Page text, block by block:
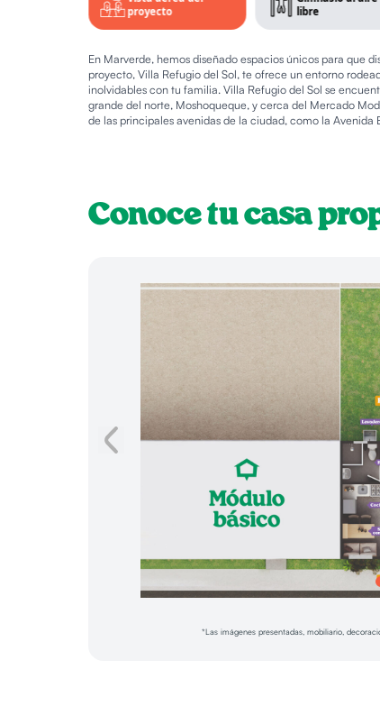
proyecto
libre
En Marverde, hemos diseñado espacios únicos para que
proyecto, Villa Refugio del Sol, te ofrece un entorno
inolvidables con tu familia. Villa Refugio del Sol se
grande del norte, Moshoqueque, y cerca del Mercado
de las principales avenidas de la ciudad, como la Avenida
Conoce tu casa
*Las imágenes presentadas, mobiliario,